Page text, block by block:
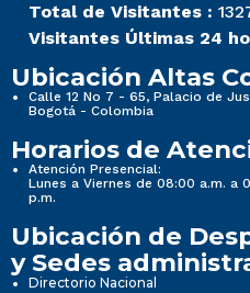
Total de Visitantes :
Visitantes Últimas 24
Ubicación Altas
Calle 12 No 7 - 65, Palacio de
Bogotá - Colombia
Horarios de
Atención Presencial:
Lunes a Viernes de 08:00 a.m. a
p.m.
Ubicación de
y Sedes
Directorio Nacional